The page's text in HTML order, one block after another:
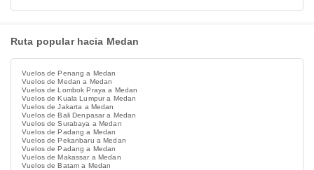
Ruta popular hacia Medan
Vuelos de Penang a Medan
Vuelos de Medan a Medan
Vuelos de Lombok Praya a Medan
Vuelos de Kuala Lumpur a Medan
Vuelos de Jakarta a Medan
Vuelos de Bali Denpasar a Medan
Vuelos de Surabaya a Medan
Vuelos de Padang a Medan
Vuelos de Pekanbaru a Medan
Vuelos de Padang a Medan
Vuelos de Makassar a Medan
Vuelos de Batam a Medan